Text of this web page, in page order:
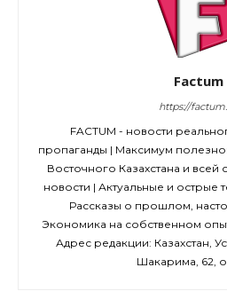
Factum
https://
FACTUM - новости
пропаганды | Максимум
Восточного Казахстана и
новости | Актуальные и острые
Рассказы о прошлом,
Экономика на собственном
Адрес редакции: Казахстан,
Шакарима, 62,